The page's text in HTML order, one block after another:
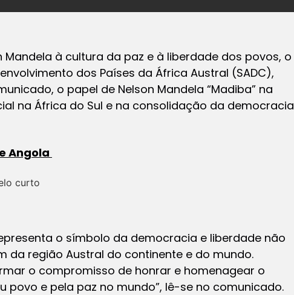
à cultura da paz e à liberdade dos povos, o
dos Países da África Austral (SADC),
o papel de Nelson Mandela “Madiba” na
na África do Sul e na consolidação da democracia
Angola
o símbolo da democracia e liberdade não
da região Austral do continente e do mundo.
o compromisso de honrar e homenagear o
e pela paz no mundo”, lê-se no comunicado.